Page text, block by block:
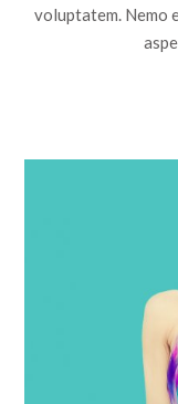
voluptatem. Nemo